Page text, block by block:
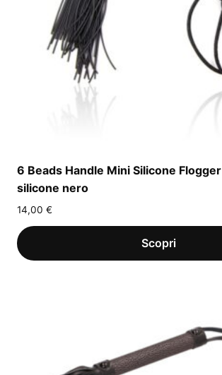
6 Beads Handle Mini Silicone
silicone nero
14,00 €